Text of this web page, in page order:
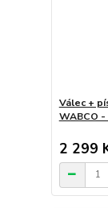
Válec +
WABCO -
2 299